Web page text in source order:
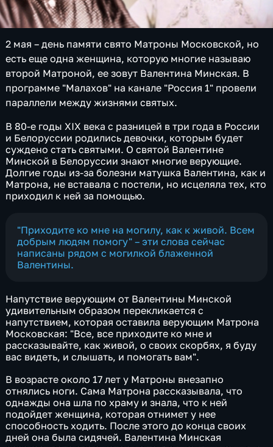
2 мая – день памяти свято Матроны Московской, но
есть еще одна женщина, которую многие называю
второй Матроной, ее зовут Валентина Минская. В
программе "Малахов" на канале "Россия 1" провели
параллели между жизнями святых.
В 80-е годы XIX века с разницей в три года в России
и Белоруссии родились девочки, которым будет
суждено стать святыми. О святой Валентине
Минской в Белоруссии знают многие верующие.
Долгие годы из-за болезни матушка Валентина, как и
Матрона, не вставала с постели, но исцеляла тех, кто
приходил к ней за помощью.
"Приходите ко мне на могилу, как к живой. Всем
добрым людям помогу" – эти слова сейчас
написаны рядом с могилкой блаженной
Валентины.
Напутствие верующим от Валентины Минской
удивительным образом перекликается с
напутствием, которая оставила верующим Матрона
Московская: "Все, все приходите ко мне и
рассказывайте, как живой, о своих скорбях, я буду
вас видеть, и слышать, и помогать вам".
В возрасте около 17 лет у Матроны внезапно
отнялись ноги. Сама Матрона рассказывала, что
однажды она шла по храму и знала, что к ней
подойдет женщина, которая отнимет у нее
способность ходить. После этого до конца своих
дней она была сидячей. Валентина Минская